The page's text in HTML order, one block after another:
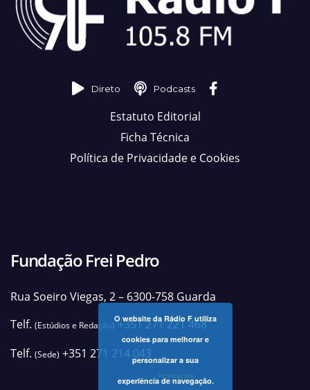
Direto Podcasts
Estatuto Editorial
Ficha Técnica
Política de Privacidade e Cookies
Fundação Frei Pedro
Rua Soeiro Viegas, 2 – 6300-758 Guarda
Telf. (Estúdios e Redação)+351 271 221 468
Telf. (Sede) +351 271 214 043
+contactos
O website da Rádio F utiliza
cookies para melhorar e
personalizar a sua
experiência de navegação.